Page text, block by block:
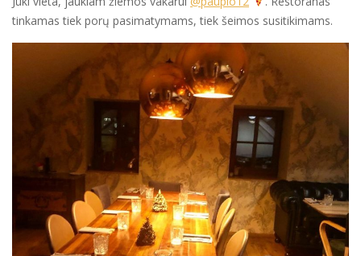
tinkamas tiek porų pasimatymams, tiek šeimos susitikimams.